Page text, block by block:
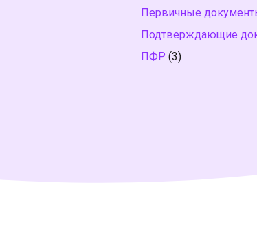
Первичные
Подтверждающие
ПФР (3)